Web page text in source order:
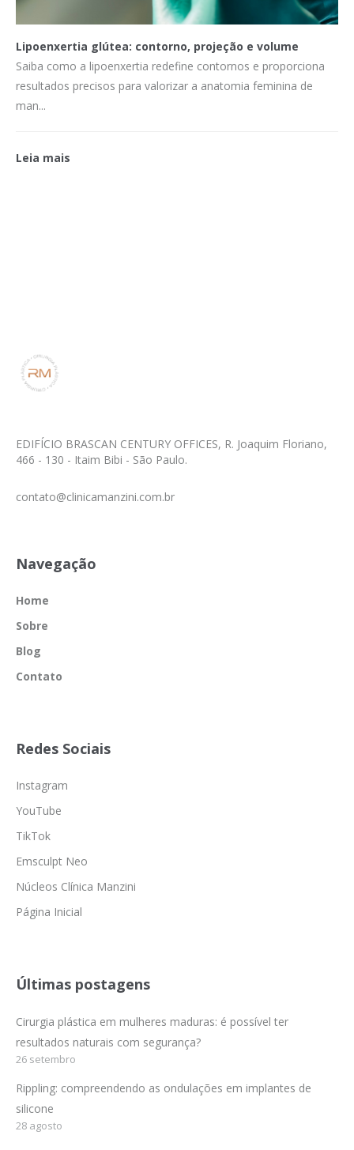
Lipoenxertia glútea: contorno, projeção e volume
Saiba como a lipoenxertia redefine contornos e proporciona
resultados precisos para valorizar a anatomia feminina de
man...
Leia mais
EDIFÍCIO BRASCAN CENTURY OFFICES, R. Joaquim Floriano,
466 - 130 - Itaim Bibi - São Paulo.
contato@clinicamanzini.com.br
Navegação
Home
Sobre
Blog
Contato
Redes Sociais
Instagram
YouTube
TikTok
Emsculpt Neo
Núcleos Clínica Manzini
Página Inicial
Últimas postagens
Cirurgia plástica em mulheres maduras: é possível ter
resultados naturais com segurança?
26 setembro
Rippling: compreendendo as ondulações em implantes de
silicone
28 agosto